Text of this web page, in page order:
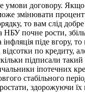
умови договору.
змінювати
то вам слід
НБУ почне рости,
піде вгору, то
по кредиту,
підписали такий
іпотечних
стабільного
здорожуючи